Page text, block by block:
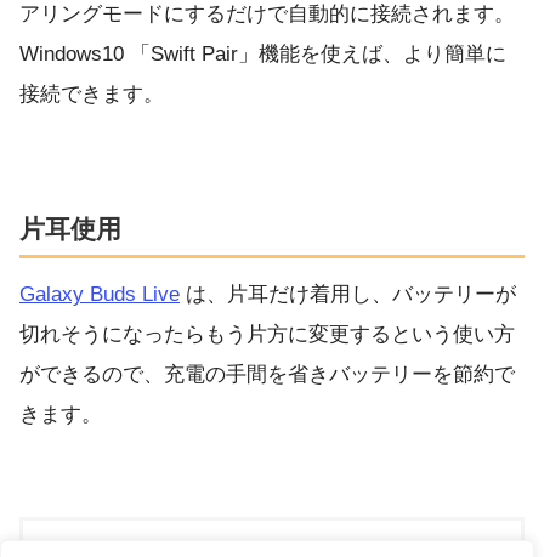
アリングモードにするだけで自動的に接続されます。
Windows10 「Swift Pair」機能を使えば、より簡単に
接続できます。
片耳使用
Galaxy Buds Live は、片耳だけ着用し、バッテリーが
切れそうになったらもう片方に変更するという使い方
ができるので、充電の手間を省きバッテリーを節約で
きます。